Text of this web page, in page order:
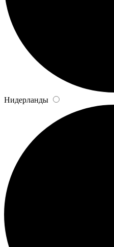
Нидерланды